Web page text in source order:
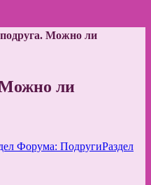
Можно ли
Можно ли
Форума: ПодругиРаздел